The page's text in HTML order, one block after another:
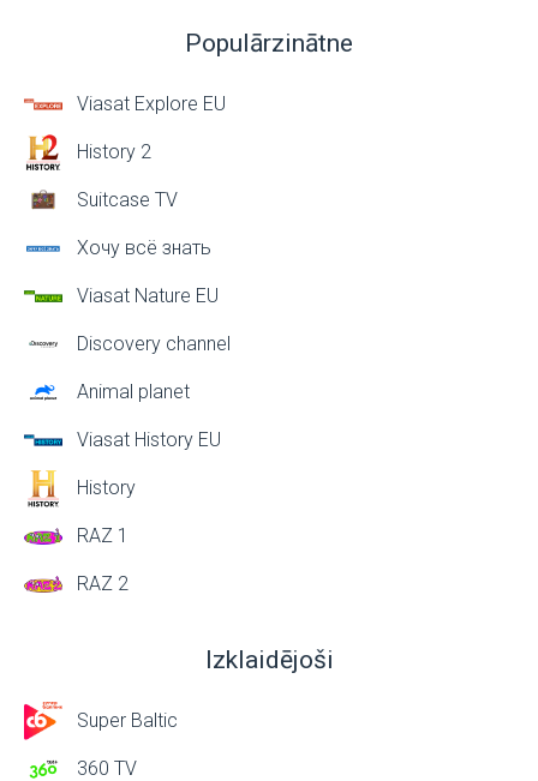
Populārzinātne
Viasat Explore EU
History 2
Suitcase TV
Хочу всё знать
Viasat Nature EU
Discovery channel
Animal planet
Viasat History EU
History
RAZ 1
RAZ 2
Izklaidējoši
Super Baltic
360 TV